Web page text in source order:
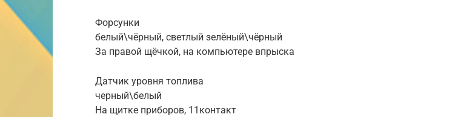
Форсунки
белый\чёрный, светлый зелёный\чёрный
За правой щёчкой, на компьютере впрыска
Датчик уровня топлива
черный\белый
На щитке приборов, 11контакт